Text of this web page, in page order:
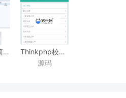
jsp+mysql简单校园宿舍管理系统源码
Thinkphp校园二手街V2.3源码完
_源码下载
源码